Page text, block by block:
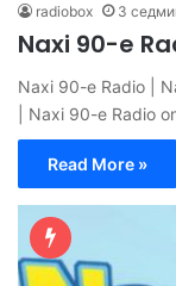
radiobox 3
Naxi 90-e
Naxi 90-e Radio |
| Naxi 90-e Radio
Read More »